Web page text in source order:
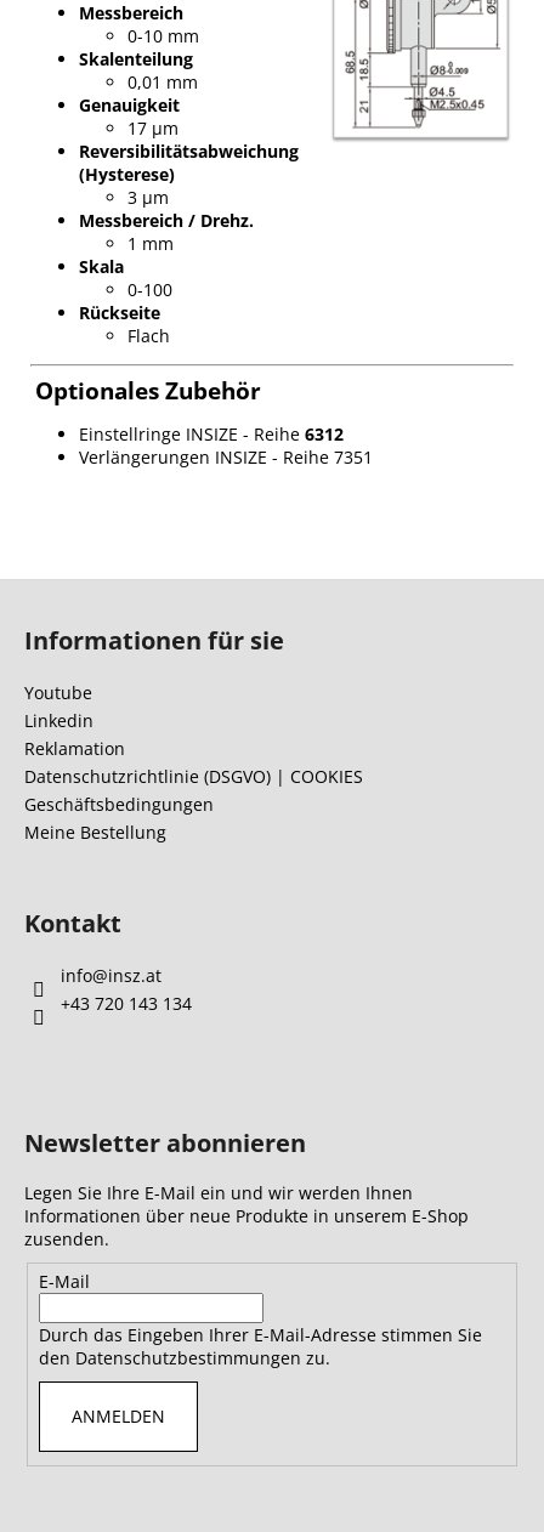
Messbereich
0-10 mm
Skalenteilung
0,01 mm
Genauigkeit
17 µm
Reversibilitätsabweichung
(Hysterese)
3 µm
Messbereich / Drehz.
1 mm
Skala
0-100
Rückseite
Flach
Optionales Zubehör
Einstellringe INSIZE - Reihe 6312
Verlängerungen INSIZE - Reihe 7351
Informationen für sie
Youtube
Linkedin
Reklamation
Datenschutzrichtlinie (DSGVO) | COOKIES
Geschäftsbedingungen
Meine Bestellung
Kontakt
info@insz.at
+43 720 143 134
Newsletter abonnieren
Legen Sie Ihre E-Mail ein und wir werden Ihnen
Informationen über neue Produkte in unserem E-Shop
zusenden.
E-Mail
Durch das Eingeben Ihrer E-Mail-Adresse stimmen Sie
den Datenschutzbestimmungen zu.
ANMELDEN